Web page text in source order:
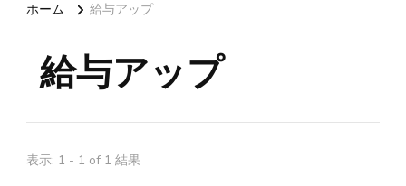
ホーム 給与アップ
給与アップ
表示: 1 - 1 of 1 結果